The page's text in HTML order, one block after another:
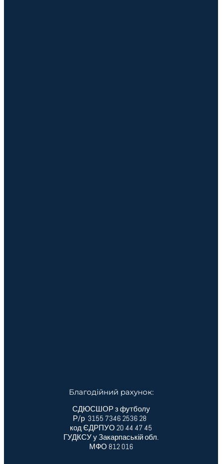
Благодійний рахунок:
СДЮСШОР з футболу
Р/р 3155 7346 2536 28
код ЄДРПУО 20 44 47 45
ГУДКСУ у Закарпаській обл.
МФО 812 016